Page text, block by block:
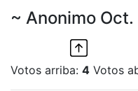
~ Anonimo
Votos arriba: 4 Votos